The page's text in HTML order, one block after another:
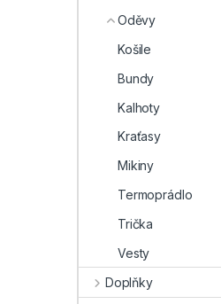
Oděvy
Košile
Bundy
Kalhoty
Kraťasy
Mikiny
Termoprádlo
Trička
Vesty
Doplňky